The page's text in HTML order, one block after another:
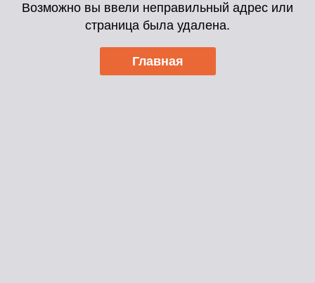
Возможно вы ввели неправильный адрес или
страница была удалена.
Главная